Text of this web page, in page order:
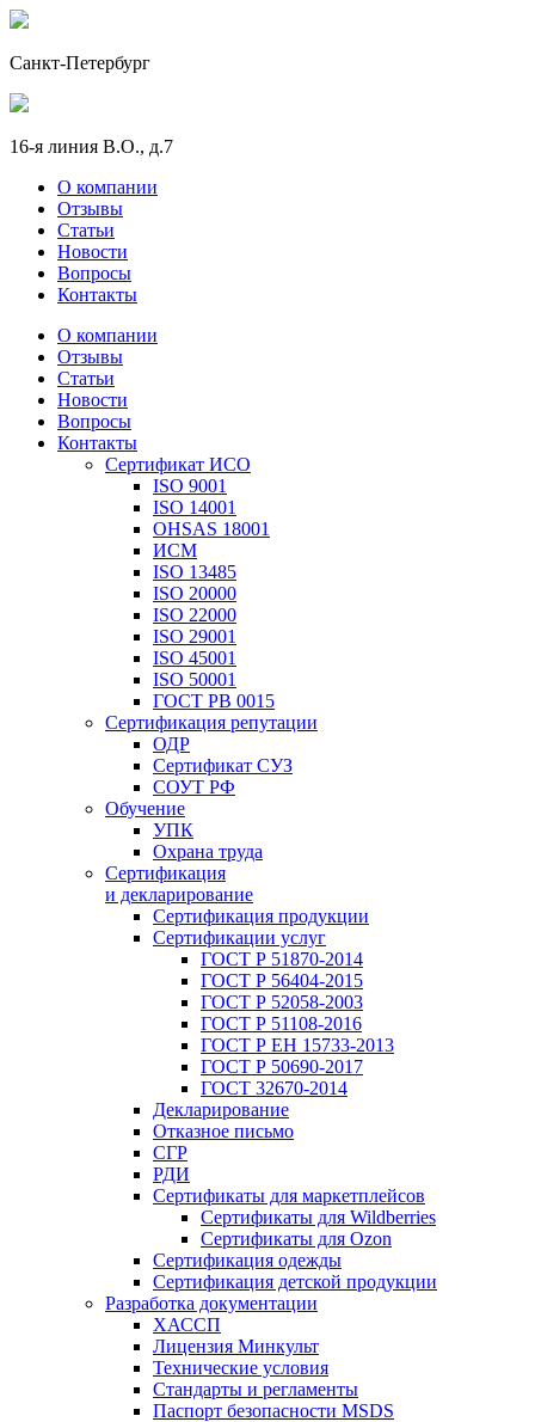
Санкт-Петербург
16-я линия В.О., д.7
О компании
Отзывы
Статьи
Новости
Вопросы
Контакты
О компании
Отзывы
Статьи
Новости
Вопросы
Контакты
Сертификат ИСО
ISO 9001
ISO 14001
OHSAS 18001
ИСМ
ISO 13485
ISO 20000
ISO 22000
ISO 29001
ISO 45001
ISO 50001
ГОСТ РВ 0015
Сертификация репутации
ОДР
Сертификат СУЗ
СОУТ РФ
Обучение
УПК
Охрана труда
Сертификация
и декларирование
Сертификация продукции
Сертификации услуг
ГОСТ Р 51870-2014
ГОСТ Р 56404-2015
ГОСТ Р 52058-2003
ГОСТ Р 51108-2016
ГОСТ Р ЕН 15733-2013
ГОСТ Р 50690-2017
ГОСТ 32670-2014
Декларирование
Отказное письмо
СГР
РДИ
Сертификаты для маркетплейсов
Сертификаты для Wildberries
Сертификаты для Ozon
Сертификация одежды
Сертификация детской продукции
Разработка документации
ХАССП
Лицензия Минкульт
Технические условия
Стандарты и регламенты
Паспорт безопасности MSDS